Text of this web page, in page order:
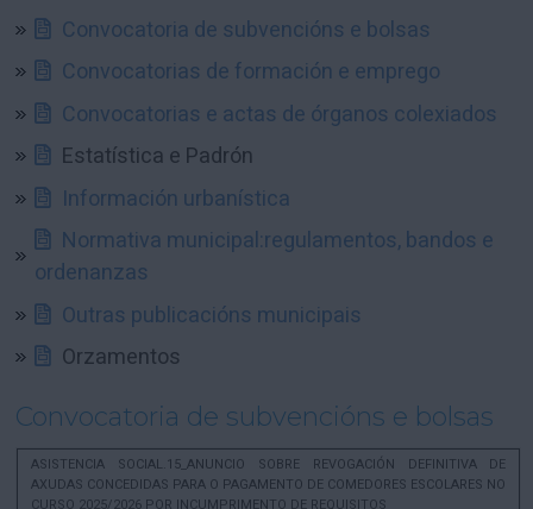
Convocatoria de subvencións e bolsas
Convocatorias de formación e emprego
Convocatorias e actas de órganos colexiados
Estatística e Padrón
Información urbanística
Normativa municipal:regulamentos, bandos e
ordenanzas
Outras publicacións municipais
Orzamentos
Convocatoria de subvencións e bolsas
ASISTENCIA SOCIAL.15_ANUNCIO SOBRE REVOGACIÓN DEFINITIVA DE
AXUDAS CONCEDIDAS PARA O PAGAMENTO DE COMEDORES ESCOLARES NO
CURSO 2025/2026 POR INCUMPRIMENTO DE REQUISITOS